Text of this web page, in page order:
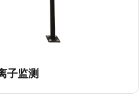
子监测